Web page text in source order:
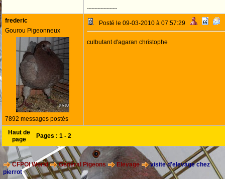
--------------------
frederic
Gourou Pigeonneux
7892 messages postés
Posté le 09-03-2010 à 07:57:29
culbutant d'agaran christophe
Haut de
page
Pages : 1 - 2
CFPOI World Général Pigeons Elevage
visite d'elevage chez
pierrot